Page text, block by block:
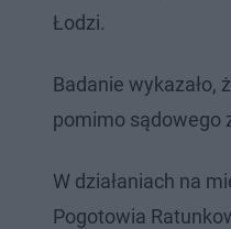
Łodzi.
Badanie wykazało,
pomimo sądowego
W działaniach na
Pogotowia